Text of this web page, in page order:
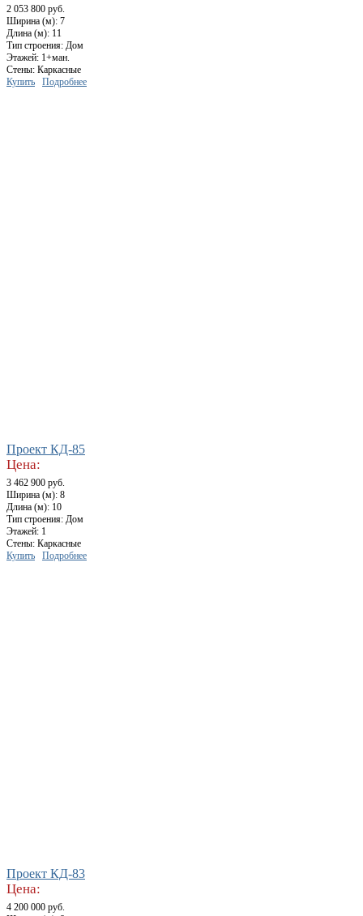
2 053 800 руб.
Ширина (м): 7
Длина (м): 11
Тип строения: Дом
Этажей: 1+ман.
Стены: Каркасные
Купить
Подробнее
Проект КД-85
Цена:
3 462 900 руб.
Ширина (м): 8
Длина (м): 10
Тип строения: Дом
Этажей: 1
Стены: Каркасные
Купить
Подробнее
Проект КД-83
Цена:
4 200 000 руб.